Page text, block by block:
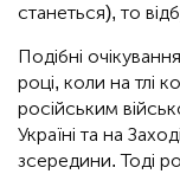
станеться), то
Подібні
році, коли на тлі
російським
Україні та на
зсередини. Тоді